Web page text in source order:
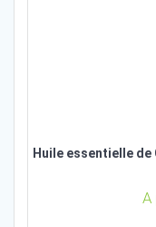
Huile essentielle de
A